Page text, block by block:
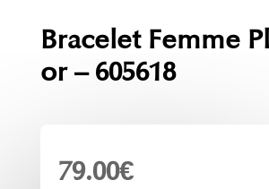
Bracelet Femme
or – 605618
79.00€